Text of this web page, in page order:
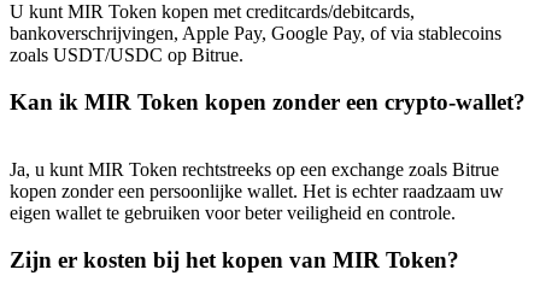
Register & Trade to Win 500,000 USDT
Precious Metals Trading Carnival
USDT New User Exclusive 10% APR
U kunt MIR Token kopen met creditcards/debitcards,
bankoverschrijvingen, Apple Pay, Google Pay, of via stablecoins
zoals USDT/USDC op Bitrue.
Kan ik MIR Token kopen zonder een crypto-wallet?
Ja, u kunt MIR Token rechtstreeks op een exchange zoals Bitrue
kopen zonder een persoonlijke wallet. Het is echter raadzaam uw
eigen wallet te gebruiken voor beter veiligheid en controle.
Zijn er kosten bij het kopen van MIR Token?